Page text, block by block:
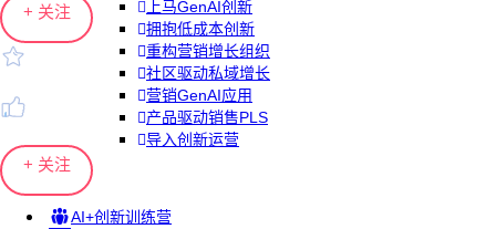
上马GenAI创新
拥抱低成本创新
重构营销增长组织
社区驱动私域增长
营销GenAI应用
产品驱动销售PLS
导入创新运营
AI+创新训练营
+ 关注
+ 关注